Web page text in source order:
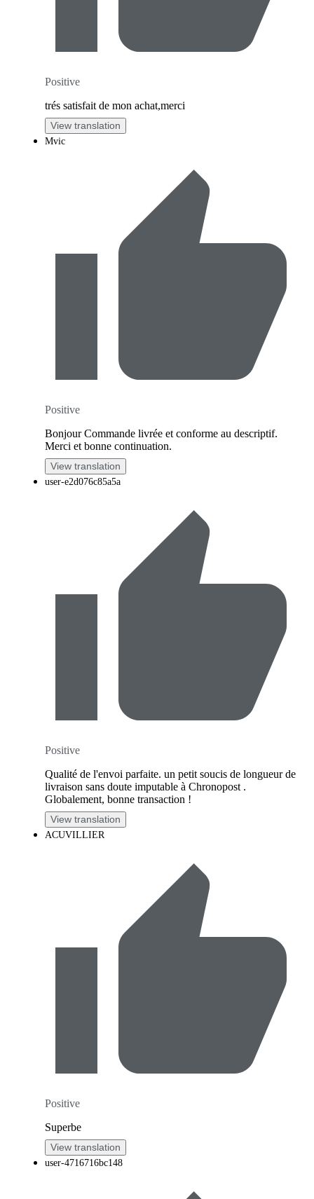
Positive
trés satisfait de mon achat,merci
View translation
Mvic
Positive
Bonjour Commande livrée et conforme au descriptif.
Merci et bonne continuation.
View translation
user-e2d076c85a5a
Positive
Qualité de l'envoi parfaite. un petit soucis de longueur de
livraison sans doute imputable à Chronopost .
Globalement, bonne transaction !
View translation
ACUVILLIER
Positive
Superbe
View translation
user-4716716bc148